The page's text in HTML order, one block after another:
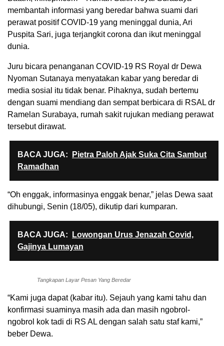
membantah informasi yang beredar bahwa suami dari
perawat positif COVID-19 yang meninggal dunia, Ari
Puspita Sari, juga terjangkit corona dan ikut meninggal
dunia.
Juru bicara penanganan COVID-19 RS Royal dr Dewa
Nyoman Sutanaya menyatakan kabar yang beredar di
media sosial itu tidak benar. Pihaknya, sudah bertemu
dengan suami mendiang dan sempat berbicara di RSAL dr
Ramelan Surabaya, rumah sakit rujukan mediang perawat
tersebut dirawat.
BACA JUGA:
Pietra Paloh Ajak Suka Cita Sambut
Ramadhan
“Oh enggak, informasinya enggak benar,” jelas Dewa saat
dihubungi, Senin (18/05), dikutip dari kumparan.
BACA JUGA:
Lowongan Urus Jenazah Covid,
Gajinya Lumayan
Tangkapan Layar Pesan Yang Beredar
“Kami juga dapat (kabar itu). Sejauh yang kami tahu dan
konfirmasi suaminya masih ada dan masih ngobrol-
ngobrol kok tadi di RS AL dengan salah satu staf kami,”
beber Dewa.